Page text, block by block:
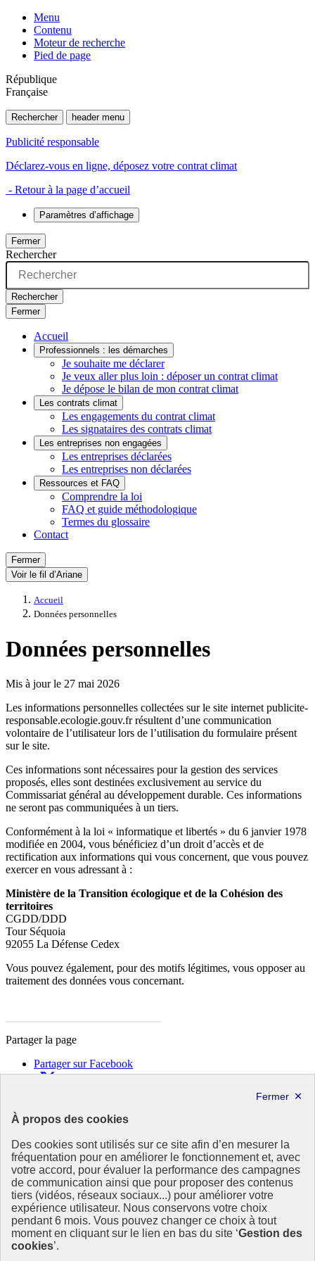
Menu
Contenu
Moteur de recherche
Pied de page
République
Française
Rechercher header menu
Publicité responsable
Déclarez-vous en ligne, déposez votre contrat climat
- Retour à la page d’accueil
Paramètres d’affichage
Fermer
Rechercher
Rechercher
Fermer
Accueil
Professionnels : les démarches
Je souhaite me déclarer
Je veux aller plus loin : déposer un contrat climat
Je dépose le bilan de mon contrat climat
Les contrats climat
Les engagements du contrat climat
Les signataires des contrats climat
Les entreprises non engagées
Les entreprises déclarées
Les entreprises non déclarées
Ressources et FAQ
Comprendre la loi
FAQ et guide méthodologique
Termes du glossaire
Contact
Fermer
Voir le fil d’Ariane
Accueil
Données personnelles
Données personnelles
Mis à jour le 27 mai 2026
Les informations personnelles collectées sur le site internet publicite-
responsable.ecologie.gouv.fr résultent d’une communication
volontaire de l’utilisateur lors de l’utilisation du formulaire présent
sur le site.
Ces informations sont nécessaires pour la gestion des services
proposés, elles sont destinées exclusivement au service du
Commissariat général au développement durable. Ces informations
ne seront pas communiquées à un tiers.
Conformément à la loi « informatique et libertés » du 6 janvier 1978
modifiée en 2004, vous bénéficiez d’un droit d’accès et de
rectification aux informations qui vous concernent, que vous pouvez
exercer en vous adressant à :
Ministère de la Transition écologique et de la Cohésion des
territoires
CGDD/DDD
Tour Séquoia
92055 La Défense Cedex
Vous pouvez également, pour des motifs légitimes, vous opposer au
traitement des données vous concernant.
Partager la page
Partager sur Facebook
Copier dans le presse-papier
République
Française
Le portail est conçu pour être le point d'accès national à la
déclaration et au dépôt des contrats climat communications
commerciales et transition écologique. Il s'agit d'un site
gouvernemental, produit par le Commissariat général au
développement durable (CGDD), direction du ministère de la
À propos des cookies
Des cookies sont utilisés sur ce site afin d’en mesurer la
fréquentation pour en améliorer le fonctionnement et, avec
votre accord, pour évaluer la performance des campagnes
de communication ainsi que pour proposer des contenus
tiers (vidéos, réseaux sociaux...) pour améliorer votre
expérience utilisateur. Nous conservons votre choix
pendant 6 mois. Vous pouvez changer ce choix à tout
moment en cliquant sur le lien en bas du site ‘Gestion des
cookies’.